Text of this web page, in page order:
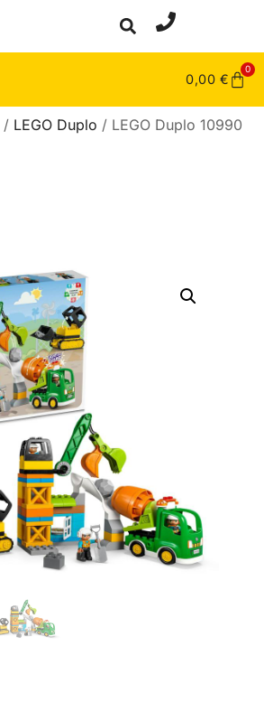
0,00 €
0
/ LEGO Duplo / LEGO Duplo 10990